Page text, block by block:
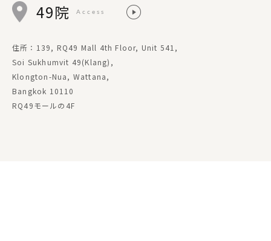
49院 Access
住所：139, RQ49 Mall 4th Floor, Unit 541,
Soi Sukhumvit 49(Klang),
Klongton-Nua, Wattana,
Bangkok 10110
RQ49モールの4F